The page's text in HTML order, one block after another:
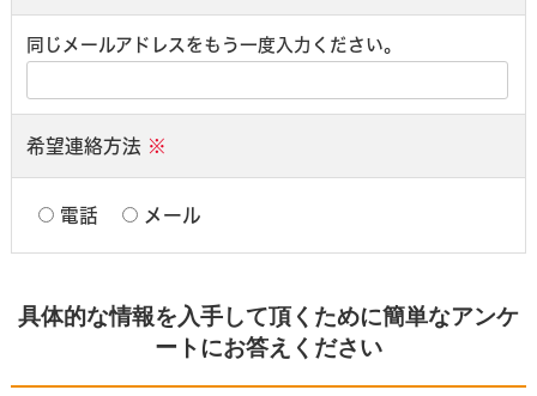
同じメールアドレスをもう一度入力ください。
希望連絡方法 ※
電話 メール
具体的な情報を入手して頂くために簡単なアンケ
ートにお答えください